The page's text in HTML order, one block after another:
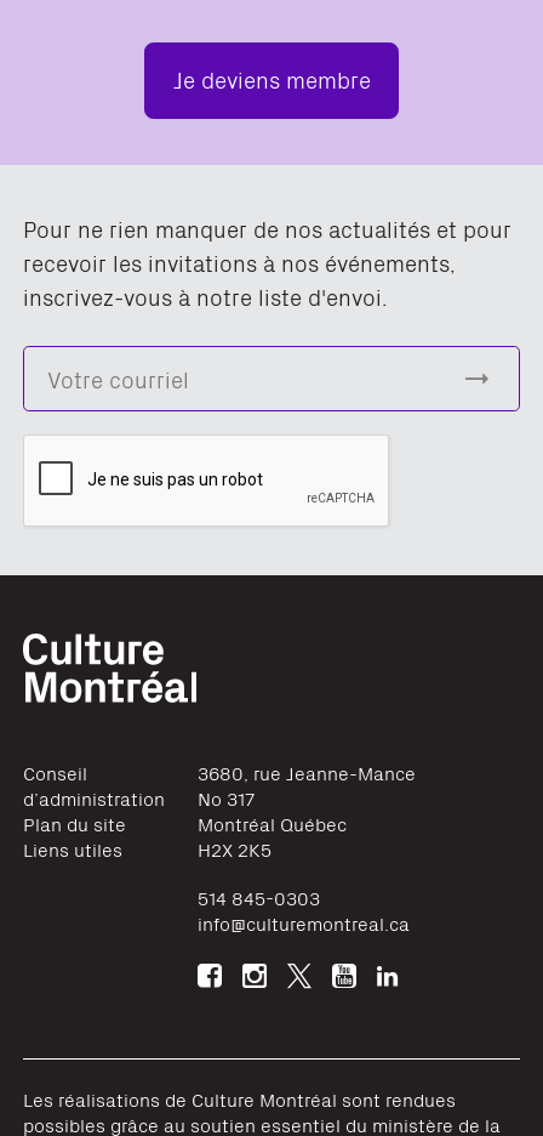
Je deviens membre
Pour ne rien manquer de nos actualités et pour
recevoir les invitations à nos événements,
inscrivez-vous à notre liste d'envoi.
Conseil
d’administration
Plan du site
Liens utiles
3680, rue Jeanne-Mance
No 317
Montréal Québec
H2X 2K5
514 845-0303
info@culturemontreal.ca
Les réalisations de Culture Montréal sont rendues
possibles grâce au soutien essentiel du ministère de la